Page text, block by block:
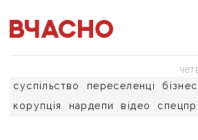
суспільство переселенці бізнес
корупція
нардепи відео